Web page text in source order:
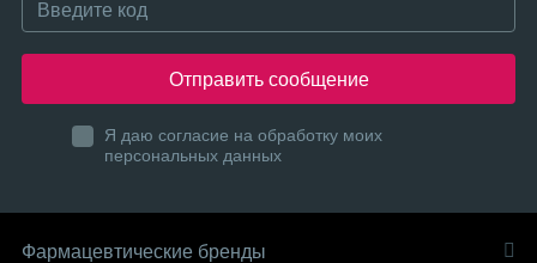
Отправить сообщение
Я даю согласие на обработку моих
персональных данных
Фармацевтические бренды